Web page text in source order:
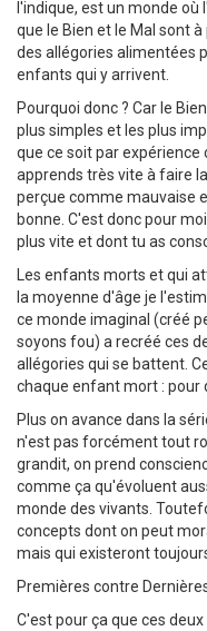
l'indique, est un monde
que le Bien et le Mal sont
des allégories alimentées
enfants qui y arrivent.
Pourquoi donc ? Car le
plus simples et les plus
que ce soit par
apprends très vite à faire
perçue comme mauvaise
bonne. C'est donc pour
plus vite et dont tu as
Les enfants morts et qui
la moyenne d'âge je
ce monde imaginal (créé
soyons fou) a recréé ces
allégories qui se battent.
chaque enfant mort : pour
Plus on avance dans la
n'est pas forcément tout
grandit, on prend
comme ça qu'évoluent
monde des vivants.
concepts dont on peut
mais qui existeront
Premières contre
C'est pour ça que ces